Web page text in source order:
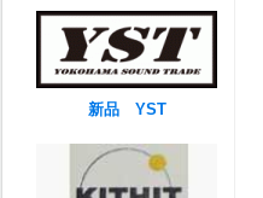
新品 YST